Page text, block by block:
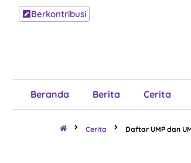
Berkontribusi
Beranda Berita Cerita
Cerita Daftar UMP dan